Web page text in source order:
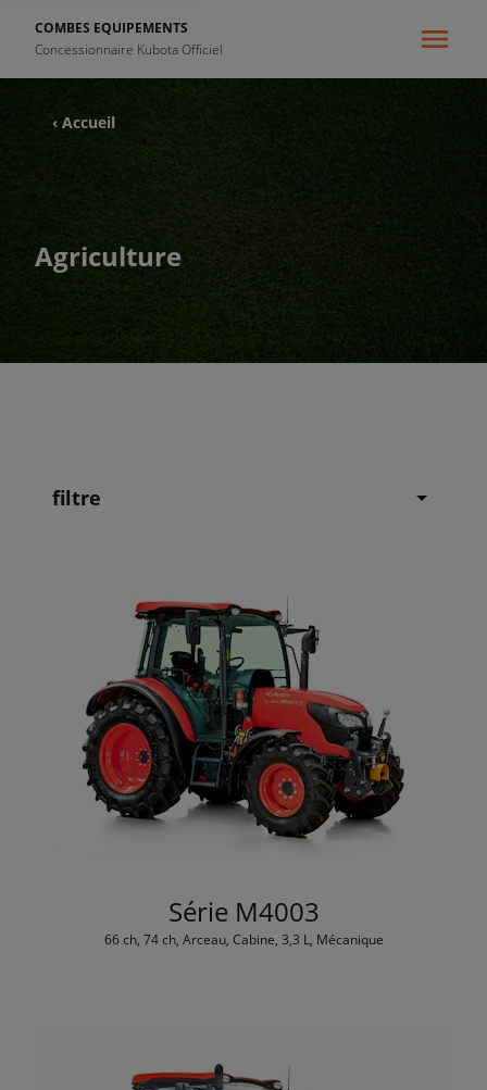
COMBES EQUIPEMENTS
Concessionnaire Kubota Officiel
‹ Accueil
Agriculture
filtre
Série M4003
66 ch, 74 ch, Arceau, Cabine, 3,3 L, Mécanique